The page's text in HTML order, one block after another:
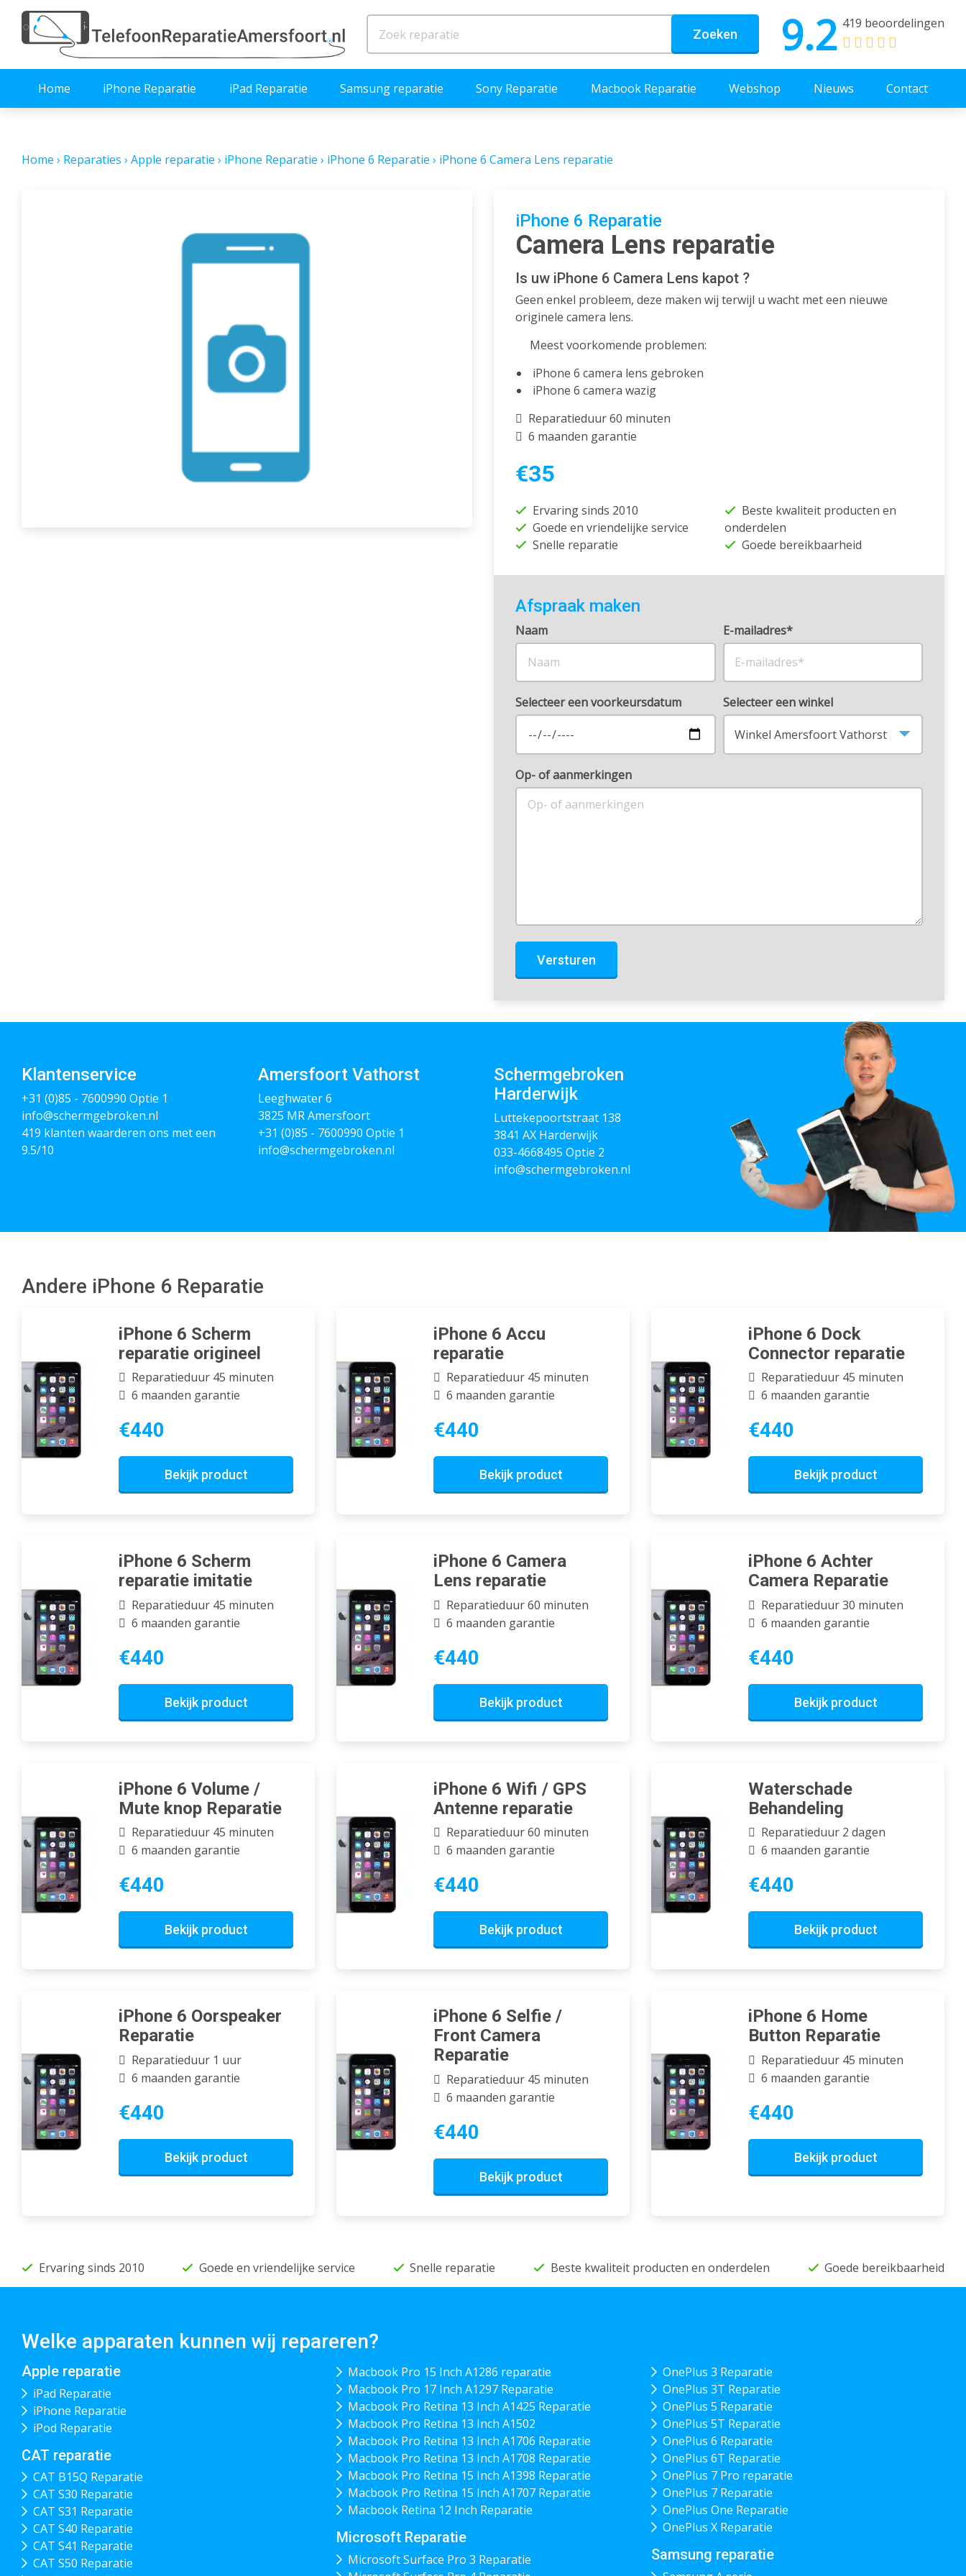
Zoeken 9.2 419 beoordelingen
Home iPhone Reparatie iPad Reparatie Samsung reparatie Sony Reparatie Macbook Reparatie Webshop Nieuws Contact
Home › Reparaties › Apple reparatie › iPhone Reparatie › iPhone 6 Reparatie › iPhone 6 Camera Lens reparatie
iPhone 6 Reparatie
Camera Lens reparatie
Is uw iPhone 6 Camera Lens kapot ?
Geen enkel probleem, deze maken wij terwijl u wacht met een nieuwe
originele camera lens.
Meest voorkomende problemen:
iPhone 6 camera lens gebroken
iPhone 6 camera wazig
Reparatieduur 60 minuten
6 maanden garantie
€35
Ervaring sinds 2010
Goede en vriendelijke service
Snelle reparatie
Beste kwaliteit producten en
onderdelen
Goede bereikbaarheid
Afspraak maken
Naam E-mailadres*
Selecteer een voorkeursdatum Selecteer een winkel
Op- of aanmerkingen
Versturen
Klantenservice
+31 (0)85 - 7600990 Optie 1
info@schermgebroken.nl
419 klanten waarderen ons met een
9.5/10
Amersfoort Vathorst
Leeghwater 6
3825 MR Amersfoort
+31 (0)85 - 7600990 Optie 1
info@schermgebroken.nl
Schermgebroken
Harderwijk
Luttekepoortstraat 138
3841 AX Harderwijk
033-4668495 Optie 2
info@schermgebroken.nl
Andere iPhone 6 Reparatie
iPhone 6 Scherm
reparatie origineel
Reparatieduur 45 minuten
6 maanden garantie
€440
Bekijk product
iPhone 6 Accu
reparatie
Reparatieduur 45 minuten
6 maanden garantie
€440
Bekijk product
iPhone 6 Dock
Connector reparatie
Reparatieduur 45 minuten
6 maanden garantie
€440
Bekijk product
iPhone 6 Scherm
reparatie imitatie
Reparatieduur 45 minuten
6 maanden garantie
€440
Bekijk product
iPhone 6 Camera
Lens reparatie
Reparatieduur 60 minuten
6 maanden garantie
€440
Bekijk product
iPhone 6 Achter
Camera Reparatie
Reparatieduur 30 minuten
6 maanden garantie
€440
Bekijk product
iPhone 6 Volume /
Mute knop Reparatie
Reparatieduur 45 minuten
6 maanden garantie
€440
Bekijk product
iPhone 6 Wifi / GPS
Antenne reparatie
Reparatieduur 60 minuten
6 maanden garantie
€440
Bekijk product
Waterschade
Behandeling
Reparatieduur 2 dagen
6 maanden garantie
€440
Bekijk product
iPhone 6 Oorspeaker
Reparatie
Reparatieduur 1 uur
6 maanden garantie
€440
Bekijk product
iPhone 6 Selfie /
Front Camera
Reparatie
Reparatieduur 45 minuten
6 maanden garantie
€440
Bekijk product
iPhone 6 Home
Button Reparatie
Reparatieduur 45 minuten
6 maanden garantie
€440
Bekijk product
Ervaring sinds 2010 Goede en vriendelijke service Snelle reparatie Beste kwaliteit producten en onderdelen Goede bereikbaarheid
Welke apparaten kunnen wij repareren?
Apple reparatie
iPad Reparatie
iPhone Reparatie
iPod Reparatie
CAT reparatie
CAT B15Q Reparatie
CAT S30 Reparatie
CAT S31 Reparatie
CAT S40 Reparatie
CAT S41 Reparatie
CAT S50 Reparatie
Macbook Pro 15 Inch A1286 reparatie
Macbook Pro 17 Inch A1297 Reparatie
Macbook Pro Retina 13 Inch A1425 Reparatie
Macbook Pro Retina 13 Inch A1502
Macbook Pro Retina 13 Inch A1706 Reparatie
Macbook Pro Retina 13 Inch A1708 Reparatie
Macbook Pro Retina 15 Inch A1398 Reparatie
Macbook Pro Retina 15 Inch A1707 Reparatie
Macbook Retina 12 Inch Reparatie
Microsoft Reparatie
Microsoft Surface Pro 3 Reparatie
OnePlus 3 Reparatie
OnePlus 3T Reparatie
OnePlus 5 Reparatie
OnePlus 5T Reparatie
OnePlus 6 Reparatie
OnePlus 6T Reparatie
OnePlus 7 Pro reparatie
OnePlus 7 Reparatie
OnePlus One Reparatie
OnePlus X Reparatie
Samsung reparatie